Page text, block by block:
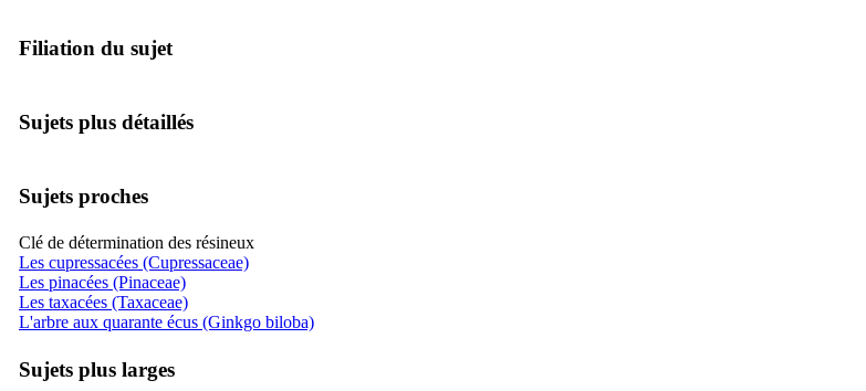
Filiation du sujet
Sujets plus détaillés
Sujets proches
Clé de détermination des résineux
Les cupressacées (Cupressaceae)
Les pinacées (Pinaceae)
Les taxacées (Taxaceae)
L'arbre aux quarante écus (Ginkgo biloba)
Sujets plus larges